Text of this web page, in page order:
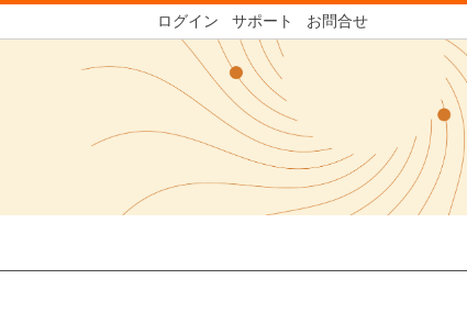
ログイン サポート お問合せ